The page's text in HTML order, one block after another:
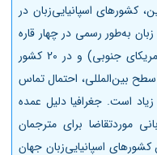
کشورهای اسپانیایی‌زبان در
به‌طور رسمی در چهار قاره
مختلف (اروپا، آفریقا، آمریکای شمالی و آمریکای جنوبی) و در 20 کشور
بین‌المللی، احتمال تماس
است. جغرافیا دلیل عمده
موردتقاضا برای مترجمان
کشورهای اسپانیایی‌زبان جهان